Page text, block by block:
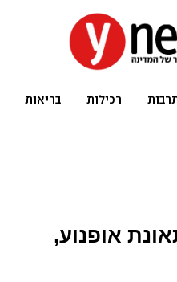
בתאונת אופנוע,